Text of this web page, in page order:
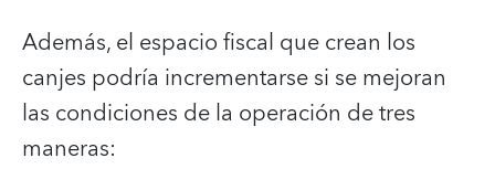
Además, el espacio fiscal que crean los
canjes podría incrementarse si se mejoran
las condiciones de la operación de tres
maneras: